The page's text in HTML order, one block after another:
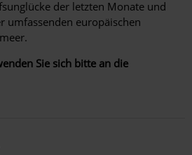
der letzten Monate und
umfassenden europäischen
Sie sich bitte an die